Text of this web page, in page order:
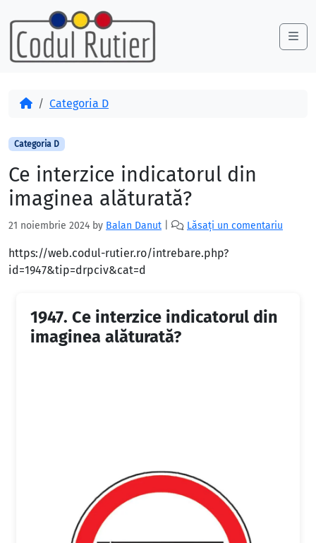
Skip to content
Skip to footer
AcasăCategoria D
Categoria D
Ce interzice indicatorul din
imaginea alăturată?
21 noiembrie 2024 by Balan Danut Lăsați un comentariu
https://web.codul-rutier.ro/intrebare.php?
id=1947&tip=drpciv&cat=d
1947. Ce interzice indicatorul din
imaginea alăturată?